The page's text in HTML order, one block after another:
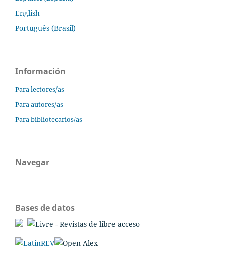
English
Português (Brasil)
Información
Para lectores/as
Para autores/as
Para bibliotecarios/as
Navegar
Bases de datos